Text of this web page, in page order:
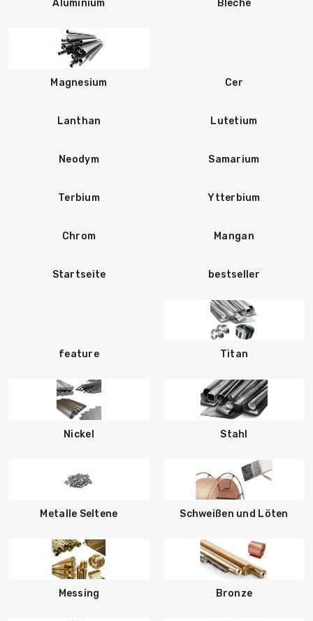
Aluminium Bleche
Magnesium Cer
Lanthan Lutetium
Neodym Samarium
Terbium Ytterbium
Chrom Mangan
Startseite bestseller
feature Titan
Nickel Stahl
Metalle Seltene Schweißen und Löten
Messing Bronze